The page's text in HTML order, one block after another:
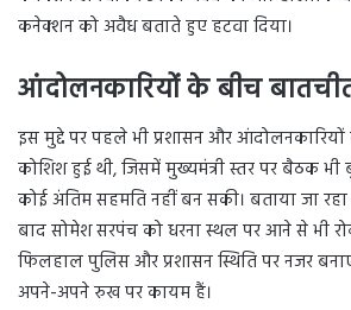
कनेक्शन को अवैध बताते हुए हटवा दिया।
आंदोलनकारियों के बीच
इस मुद्दे पर पहले भी प्रशासन और
कोशिश हुई थी, जिसमें मुख्यमंत्री स्तर पर बैठक
कोई अंतिम सहमति नहीं बन सकी। बताया जा
बाद सोमेश सरपंच को धरना स्थल पर आने से भी
फिलहाल पुलिस और प्रशासन स्थिति पर नजर
अपने-अपने रुख पर कायम हैं।